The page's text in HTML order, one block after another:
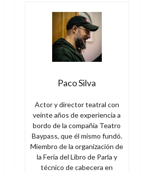
Paco Silva
Actor y director teatral con
veinte años de experiencia a
bordo de la compañía Teatro
Baypass, que él mismo fundó.
Miembro de la organización de
la Feria del Libro de Parla y
técnico de cabecera en